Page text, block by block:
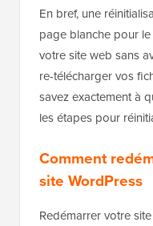
En bref, une
page blanche pour
votre site web sans
re-télécharger vos
savez exactement à
les étapes pour
Comment
site WordPress
Redémarrer votre